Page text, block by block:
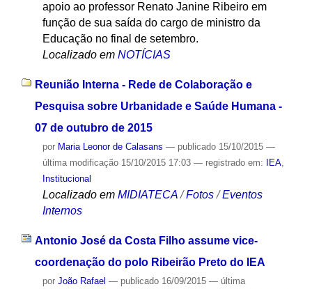
apoio ao professor Renato Janine Ribeiro em
função de sua saída do cargo de ministro da
Educação no final de setembro.
Localizado em NOTÍCIAS
Reunião Interna - Rede de Colaboração e
Pesquisa sobre Urbanidade e Saúde Humana -
07 de outubro de 2015
por Maria Leonor de Calasans — publicado15/10/2015 —
última modificação15/10/2015 17:03 — registrado em: IEA,
Institucional
Localizado em MIDIATECA /Fotos /Eventos
Internos
Antonio José da Costa Filho assume vice-
coordenação do polo Ribeirão Preto do IEA
por João Rafael — publicado16/09/2015 — última